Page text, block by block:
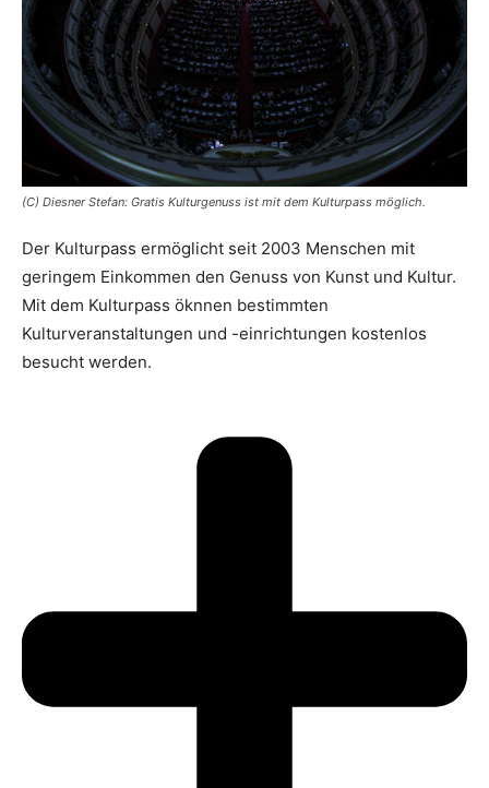
(C) Diesner Stefan: Gratis Kulturgenuss ist mit dem Kulturpass möglich.
Der Kulturpass ermöglicht seit 2003 Menschen mit
geringem Einkommen den Genuss von Kunst und Kultur.
Mit dem Kulturpass öknnen bestimmten
Kulturveranstaltungen und -einrichtungen kostenlos
besucht werden.